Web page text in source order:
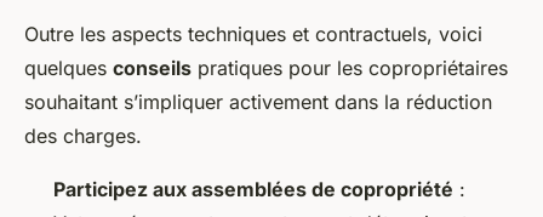
Outre les aspects techniques et contractuels, voici
quelques conseils pratiques pour les copropriétaires
souhaitant s’impliquer activement dans la réduction
des charges.
Participez aux assemblées de copropriété :